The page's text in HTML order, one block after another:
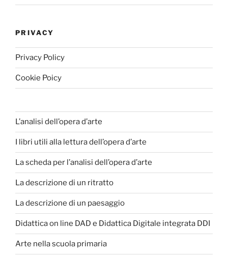
PRIVACY
Privacy Policy
Cookie Poicy
L’analisi dell’opera d’arte
I libri utili alla lettura dell’opera d’arte
La scheda per l’analisi dell’opera d’arte
La descrizione di un ritratto
La descrizione di un paesaggio
Didattica on line DAD e Didattica Digitale integrata DDI
Arte nella scuola primaria